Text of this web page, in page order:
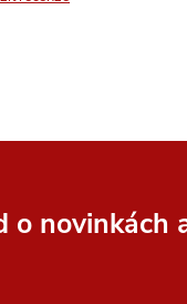
o novinkách